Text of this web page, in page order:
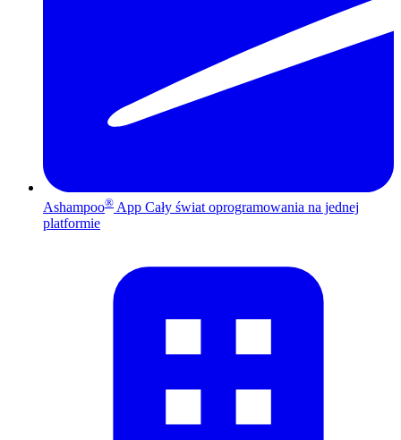
Ashampoo® App Cały świat oprogramowania na jednej
platformie